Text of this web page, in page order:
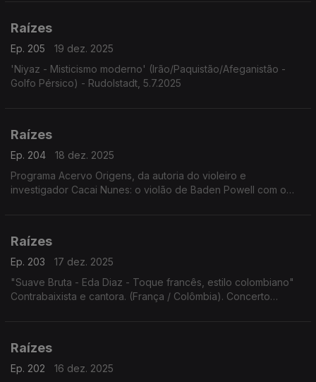
Raízes
Ep. 205
19 dez. 2025
'Niyaz - Misticismo moderno' (Irão/Paquistão/Afeganistão -
Golfo Pérsico) - Rudolstadt, 5.7.2025
Raízes
Ep. 204
18 dez. 2025
Programa Acervo Origens, da autoria do violeiro e
investigador Cacai Nunes: o violão de Baden Powell com o
Raízes
Ep. 203
17 dez. 2025
"Suave Bruta - Eda Diaz - Toque francês, estilo colombiano"
Contrabaixista e cantora. (França / Colômbia). Concerto
Raízes
Ep. 202
16 dez. 2025